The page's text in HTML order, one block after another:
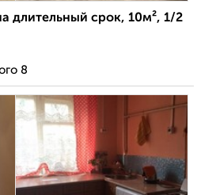
длительный срок, 10м², 1/2
8